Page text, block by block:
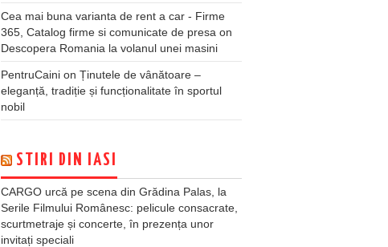
Cea mai buna varianta de rent a car - Firme
365, Catalog firme si comunicate de presa on
Descopera Romania la volanul unei masini
PentruCaini on Ținutele de vânătoare –
eleganță, tradiție și funcționalitate în sportul
nobil
STIRI DIN IASI
CARGO urcă pe scena din Grădina Palas, la
Serile Filmului Românesc: pelicule consacrate,
scurtmetraje și concerte, în prezența unor
invitați speciali